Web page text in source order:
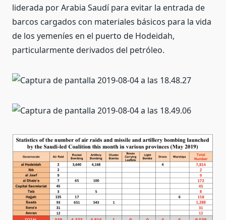
liderada por Arabia Saudí para evitar la entrada de
barcos cargados con materiales básicos para la vida
de los yemeníes en el puerto de Hodeidah,
particularmente derivados del petróleo.